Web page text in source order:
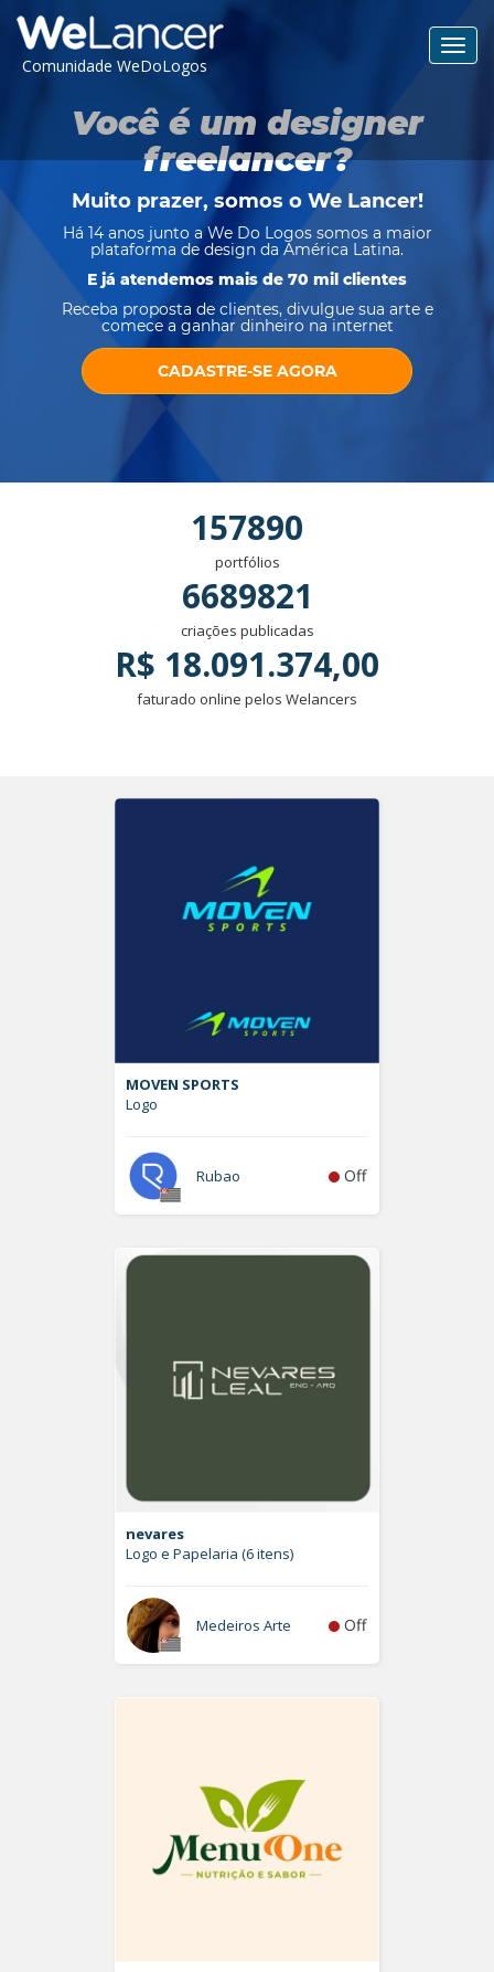
Comunidade WeDoLogos
Você é um designer
freelancer?
Muito prazer, somos o We Lancer!
Há 14 anos junto a We Do Logos somos a maior
plataforma de design da América Latina.
E já atendemos mais de 70 mil clientes
Receba proposta de clientes, divulgue sua arte e
comece a ganhar dinheiro na internet
CADASTRE-SE AGORA
157890
portfólios
6689821
criações publicadas
R$ 18.091.374,00
faturado online pelos Welancers
MOVEN SPORTS
Logo
Rubao Off
nevares
Logo e Papelaria (6 itens)
Medeiros Arte Off